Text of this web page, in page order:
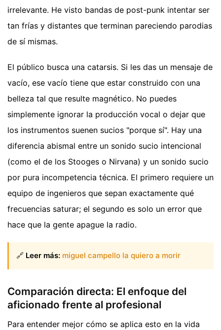
irrelevante. He visto bandas de post-punk intentar ser
tan frías y distantes que terminan pareciendo parodias
de sí mismas.
El público busca una catarsis. Si les das un mensaje de
vacío, ese vacío tiene que estar construido con una
belleza tal que resulte magnético. No puedes
simplemente ignorar la producción vocal o dejar que
los instrumentos suenen sucios "porque sí". Hay una
diferencia abismal entre un sonido sucio intencional
(como el de los Stooges o Nirvana) y un sonido sucio
por pura incompetencia técnica. El primero requiere un
equipo de ingenieros que sepan exactamente qué
frecuencias saturar; el segundo es solo un error que
hace que la gente apague la radio.
🔗 Leer más: miguel campello la quiero a morir
Comparación directa: El enfoque del
aficionado frente al profesional
Para entender mejor cómo se aplica esto en la vida